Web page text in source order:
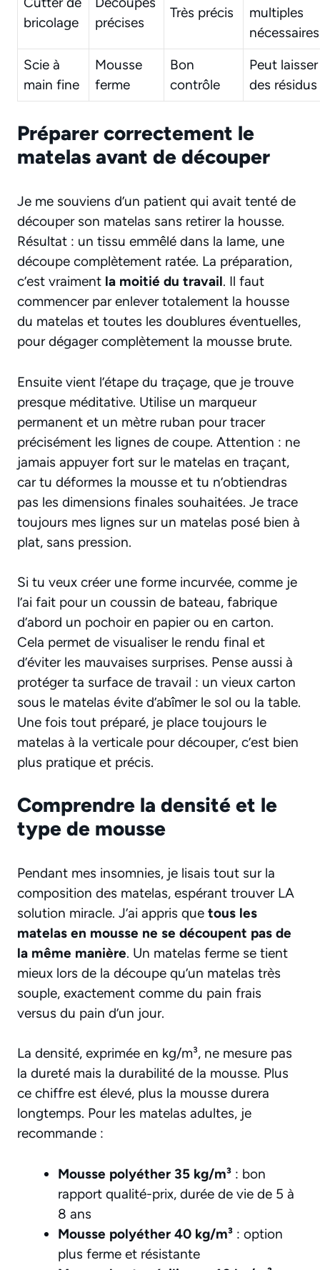
bricolage
précises
Très précis
multiples
nécessaires
Scie à
main fine
Mousse
ferme
Bon
contrôle
Peut laisser
des résidus
Préparer correctement le
matelas avant de découper
Je me souviens d’un patient qui avait tenté de
découper son matelas sans retirer la housse.
Résultat : un tissu emmêlé dans la lame, une
découpe complètement ratée. La préparation,
c’est vraiment la moitié du travail. Il faut
commencer par enlever totalement la housse
du matelas et toutes les doublures éventuelles,
pour dégager complètement la mousse brute.
Ensuite vient l’étape du traçage, que je trouve
presque méditative. Utilise un marqueur
permanent et un mètre ruban pour tracer
précisément les lignes de coupe. Attention : ne
jamais appuyer fort sur le matelas en traçant,
car tu déformes la mousse et tu n’obtiendras
pas les dimensions finales souhaitées. Je trace
toujours mes lignes sur un matelas posé bien à
plat, sans pression.
Si tu veux créer une forme incurvée, comme je
l’ai fait pour un coussin de bateau, fabrique
d’abord un pochoir en papier ou en carton.
Cela permet de visualiser le rendu final et
d’éviter les mauvaises surprises. Pense aussi à
protéger ta surface de travail : un vieux carton
sous le matelas évite d’abîmer le sol ou la table.
Une fois tout préparé, je place toujours le
matelas à la verticale pour découper, c’est bien
plus pratique et précis.
Comprendre la densité et le
type de mousse
Pendant mes insomnies, je lisais tout sur la
composition des matelas, espérant trouver LA
solution miracle. J’ai appris que tous les
matelas en mousse ne se découpent pas de
la même manière. Un matelas ferme se tient
mieux lors de la découpe qu’un matelas très
souple, exactement comme du pain frais
versus du pain d’un jour.
La densité, exprimée en kg/m³, ne mesure pas
la dureté mais la durabilité de la mousse. Plus
ce chiffre est élevé, plus la mousse durera
longtemps. Pour les matelas adultes, je
recommande :
Mousse polyéther 35 kg/m³ : bon
rapport qualité-prix, durée de vie de 5 à
8 ans
Mousse polyéther 40 kg/m³ : option
plus ferme et résistante